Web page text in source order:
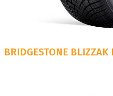
BRIDGESTONE